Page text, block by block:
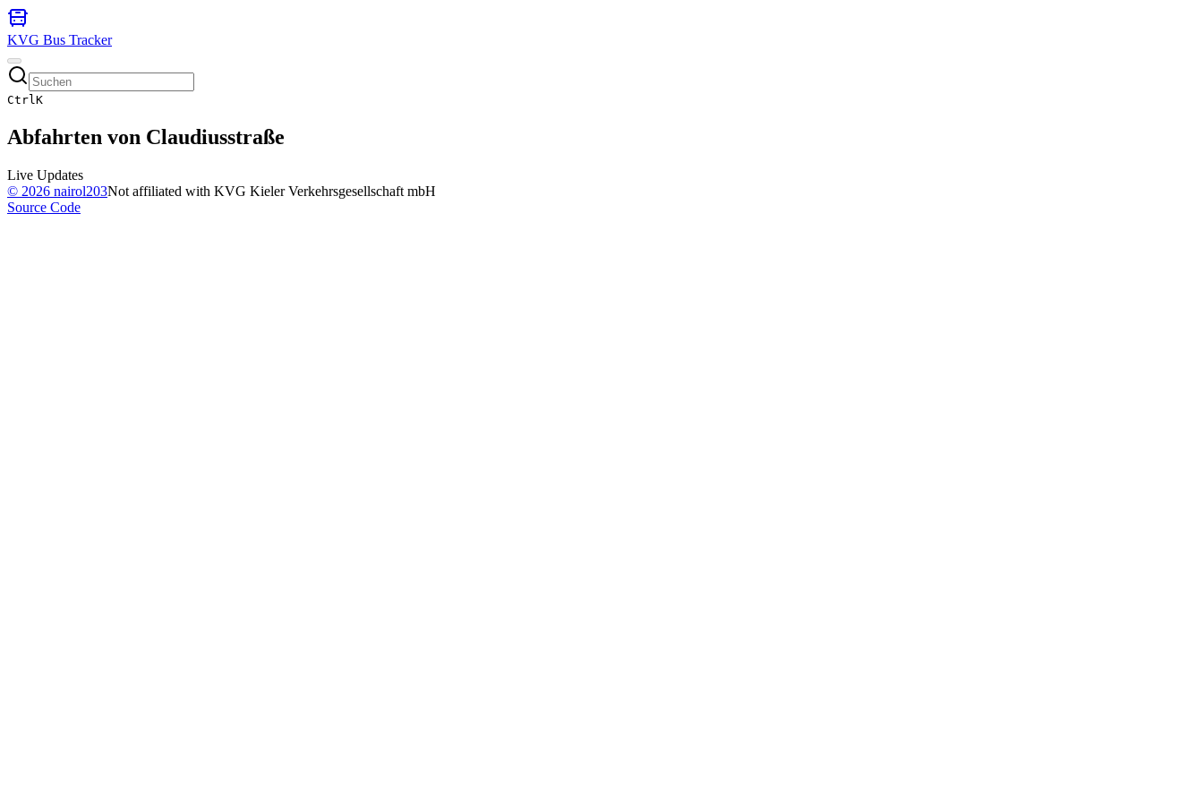
KVG Bus Tracker
CtrlK
Abfahrten von Claudiusstraße
Live Updates
© 2026 nairol203Not affiliated with KVG Kieler Verkehrsgesellschaft mbH
Source Code